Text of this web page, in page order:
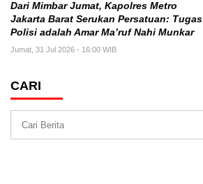
Dari Mimbar Jumat, Kapolres Metro
Jakarta Barat Serukan Persatuan: Tugas
Polisi adalah Amar Ma’ruf Nahi Munkar
Jumat, 31 Jul 2026 - 16:00 WIB
CARI